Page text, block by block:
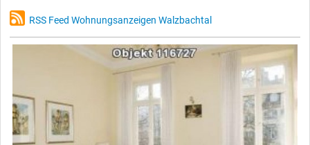
RSS Feed Wohnungsanzeigen Walzbachtal